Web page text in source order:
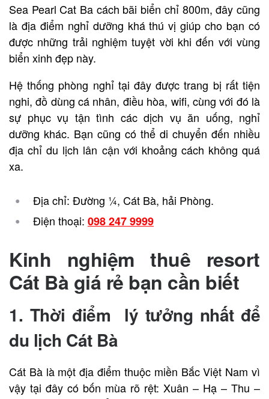
Sea Pearl Cat Ba cách bãi biển chỉ 800m, đây cũng
là địa điểm nghỉ dưỡng khá thú vị giúp cho bạn có
được những trải nghiệm tuyệt vời khi đến với vùng
biển xinh đẹp này.
Hệ thống phòng nghỉ tại đây được trang bị rất tiện
nghi, đồ dùng cá nhân, điều hòa, wifi, cùng với đó là
sự phục vụ tận tình các dịch vụ ăn uống, nghỉ
dưỡng khác. Bạn cũng có thể di chuyển đến nhiều
địa chỉ du lịch lân cận với khoảng cách không quá
xa.
Địa chỉ: Đường ¼, Cát Bà, hải Phòng.
Điện thoại: 098 247 9999
Kinh nghiệm thuê resort
Cát Bà giá rẻ bạn cần biết
1. Thời điểm lý tưởng nhất để
du lịch Cát Bà
Cát Bà là một địa điểm thuộc miền Bắc Việt Nam vì
vậy tại đây có bốn mùa rõ rệt: Xuân – Hạ – Thu –